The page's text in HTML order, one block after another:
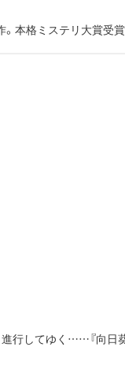
本格ミステリ大賞受賞
進行してゆく……『向